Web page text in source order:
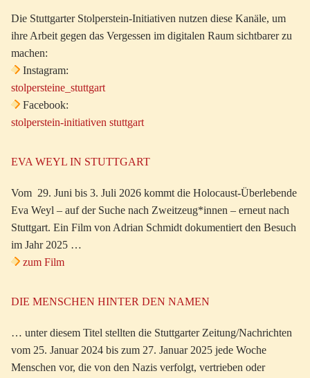
Die Stuttgarter Stolperstein-Initiativen nutzen diese Kanäle, um
ihre Arbeit gegen das Vergessen im digitalen Raum sichtbarer zu
machen:
Instagram:
stolpersteine_stuttgart
Facebook:
stolperstein-initiativen stuttgart
EVA WEYL IN STUTTGART
Vom 29. Juni bis 3. Juli 2026 kommt die Holocaust-Überlebende
Eva Weyl – auf der Suche nach Zweitzeug*innen – erneut nach
Stuttgart. Ein Film von Adrian Schmidt dokumentiert den Besuch
im Jahr 2025 …
zum Film
DIE MENSCHEN HINTER DEN NAMEN
… unter diesem Titel stellten die Stuttgarter Zeitung/Nachrichten
vom 25. Januar 2024 bis zum 27. Januar 2025 jede Woche
Menschen vor, die von den Nazis verfolgt, vertrieben oder